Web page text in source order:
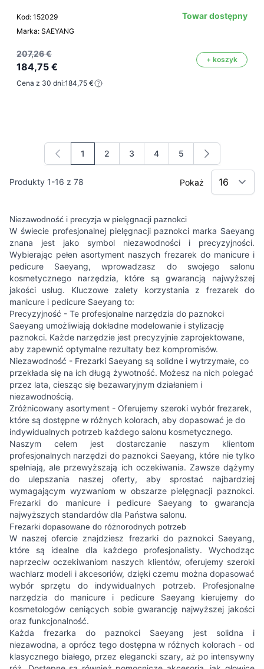
Kod: 152029
Marka: SAEYANG
Towar dostępny
207,26 €
184,75 €
+ koszyk
Cena z 30 dni:184,75 €
Produkty 1-16 z 78
Aktualnie czytasz stronę
1 Strona
2 Strona
3 Strona
4 Strona
5
Pokaż
Niezawodność i precyzja w pielęgnacji paznokci
W świecie profesjonalnej pielęgnacji paznokci marka Saeyang
znana jest jako symbol niezawodności i precyzyjności.
Wybierając pełen asortyment naszych frezarek do manicure i
pedicure Saeyang, wprowadzasz do swojego salonu
kosmetycznego narzędzia, które są gwarancją najwyższej
jakości usług. Kluczowe zalety korzystania z frezarek do
manicure i pedicure Saeyang to:
Precyzyjność - Te profesjonalne narzędzia do paznokci
Saeyang umożliwiają dokładne modelowanie i stylizację
paznokci. Każde narzędzie jest precyzyjnie zaprojektowane,
aby zapewnić optymalne rezultaty bez kompromisów.
Niezawodność - Frezarki Saeyang są solidne i wytrzymałe, co
przekłada się na ich długą żywotność. Możesz na nich polegać
przez lata, ciesząc się bezawaryjnym działaniem i
niezawodnością.
Zróżnicowany asortyment - Oferujemy szeroki wybór frezarek,
które są dostępne w różnych kolorach, aby dopasować je do
indywidualnych potrzeb każdego salonu kosmetycznego.
Naszym celem jest dostarczanie naszym klientom
profesjonalnych narzędzi do paznokci Saeyang, które nie tylko
spełniają, ale przewyższają ich oczekiwania. Zawsze dążymy
do ulepszania naszej oferty, aby sprostać najbardziej
wymagającym wyzwaniom w obszarze pielęgnacji paznokci.
Frezarki do manicure i pedicure Saeyang to gwarancja
najwyższych standardów dla Państwa salonu.
Frezarki dopasowane do różnorodnych potrzeb
W naszej ofercie znajdziesz frezarki do paznokci Saeyang,
które są idealne dla każdego profesjonalisty. Wychodząc
naprzeciw oczekiwaniom naszych klientów, oferujemy szeroki
wachlarz modeli i akcesoriów, dzięki czemu można dopasować
wybór sprzętu do indywidualnych potrzeb. Profesjonalne
narzędzia do manicure i pedicure Saeyang kierujemy do
kosmetologów ceniących sobie gwarancję najwyższej jakości
oraz funkcjonalność.
Każda frezarka do paznokci Saeyang jest solidna i
niezawodna, a oprócz tego dostępna w różnych kolorach - od
klasycznego białego, przez elegancki szary, aż po intensywny